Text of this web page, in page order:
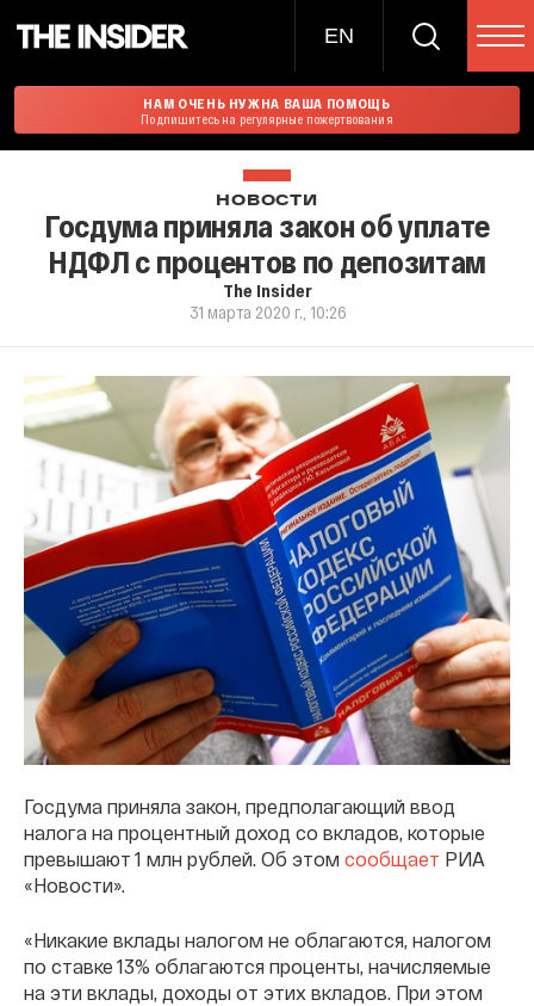
EN
НАМ ОЧЕНЬ НУЖНА ВАША ПОМОЩЬ
Подпишитесь на регулярные пожертвования
НОВОСТИ
Госдума приняла закон об уплате
НДФЛ с процентов по депозитам
The Insider
31 марта 2020 г., 10:26
Госдума приняла закон, предполагающий ввод
налога на процентный доход со вкладов, которые
превышают 1 млн рублей. Об этом сообщает РИА
«Новости».
«Никакие вклады налогом не облагаются, налогом
по ставке 13% облагаются проценты, начисляемые
на эти вклады, доходы от этих вкладов. При этом